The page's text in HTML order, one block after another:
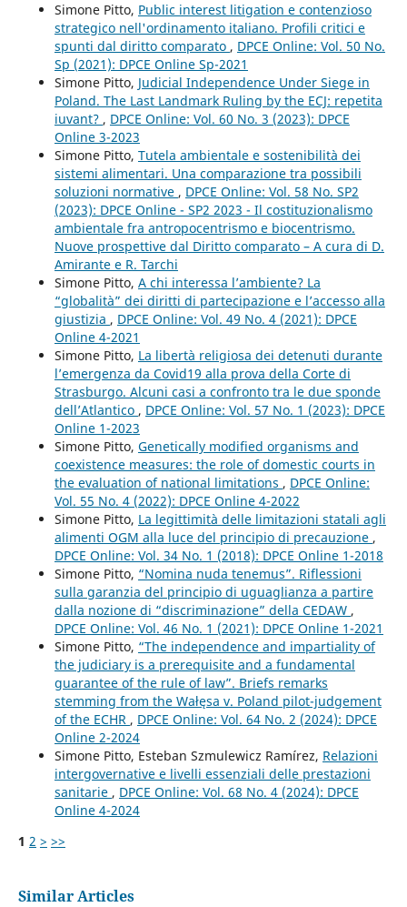
Simone Pitto, Public interest litigation e contenzioso
strategico nell'ordinamento italiano. Profili critici e
spunti dal diritto comparato , DPCE Online: Vol. 50 No.
Sp (2021): DPCE Online Sp-2021
Simone Pitto, Judicial Independence Under Siege in
Poland. The Last Landmark Ruling by the ECJ: repetita
iuvant? , DPCE Online: Vol. 60 No. 3 (2023): DPCE
Online 3-2023
Simone Pitto, Tutela ambientale e sostenibilità dei
sistemi alimentari. Una comparazione tra possibili
soluzioni normative , DPCE Online: Vol. 58 No. SP2
(2023): DPCE Online - SP2 2023 - Il costituzionalismo
ambientale fra antropocentrismo e biocentrismo.
Nuove prospettive dal Diritto comparato – A cura di D.
Amirante e R. Tarchi
Simone Pitto, A chi interessa l’ambiente? La
“globalità” dei diritti di partecipazione e l’accesso alla
giustizia , DPCE Online: Vol. 49 No. 4 (2021): DPCE
Online 4-2021
Simone Pitto, La libertà religiosa dei detenuti durante
l’emergenza da Covid19 alla prova della Corte di
Strasburgo. Alcuni casi a confronto tra le due sponde
dell’Atlantico , DPCE Online: Vol. 57 No. 1 (2023): DPCE
Online 1-2023
Simone Pitto, Genetically modified organisms and
coexistence measures: the role of domestic courts in
the evaluation of national limitations , DPCE Online:
Vol. 55 No. 4 (2022): DPCE Online 4-2022
Simone Pitto, La legittimità delle limitazioni statali agli
alimenti OGM alla luce del principio di precauzione ,
DPCE Online: Vol. 34 No. 1 (2018): DPCE Online 1-2018
Simone Pitto, “Nomina nuda tenemus”. Riflessioni
sulla garanzia del principio di uguaglianza a partire
dalla nozione di “discriminazione” della CEDAW ,
DPCE Online: Vol. 46 No. 1 (2021): DPCE Online 1-2021
Simone Pitto, “The independence and impartiality of
the judiciary is a prerequisite and a fundamental
guarantee of the rule of law”. Briefs remarks
stemming from the Wałęsa v. Poland pilot-judgement
of the ECHR , DPCE Online: Vol. 64 No. 2 (2024): DPCE
Online 2-2024
Simone Pitto, Esteban Szmulewicz Ramírez, Relazioni
intergovernative e livelli essenziali delle prestazioni
sanitarie , DPCE Online: Vol. 68 No. 4 (2024): DPCE
Online 4-2024
1 2 > >>
Similar Articles